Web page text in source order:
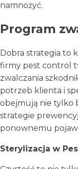
namnożyć.
Program
Dobra strategia to
firmy pest control
zwalczania
potrzeb klienta i
obejmują nie tylko
strategie
ponownemu
Sterylizacja w